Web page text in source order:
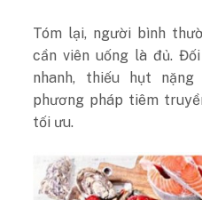
Tóm lại, người bình
cần viên uống là đủ.
nhanh, thiếu hụt
phương pháp tiêm
tối ưu.